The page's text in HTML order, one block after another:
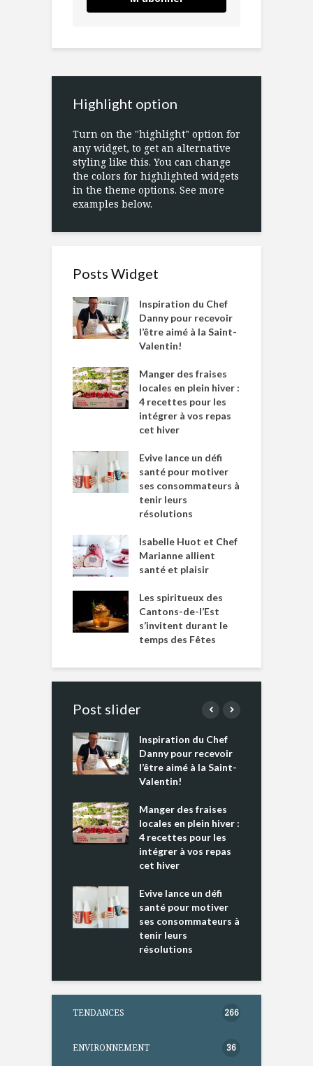
Highlight option
Turn on the "highlight" option for
any widget, to get an alternative
styling like this. You can change
the colors for highlighted widgets
in the theme options. See more
examples below.
Posts Widget
Inspiration du Chef
Danny pour recevoir
l’être aimé à la Saint-
Valentin!
Manger des fraises
locales en plein hiver :
4 recettes pour les
intégrer à vos repas
cet hiver
Evive lance un défi
santé pour motiver
ses consommateurs à
tenir leurs
résolutions
Isabelle Huot et Chef
Marianne allient
santé et plaisir
Les spiritueux des
Cantons-de-l’Est
s’invitent durant le
temps des Fêtes
Post slider
Inspiration du Chef
Danny pour recevoir
l’être aimé à la Saint-
Valentin!
Manger des fraises
locales en plein hiver :
4 recettes pour les
intégrer à vos repas
cet hiver
Evive lance un défi
santé pour motiver
ses consommateurs à
tenir leurs
résolutions
TENDANCES 266
ENVIRONNEMENT 36